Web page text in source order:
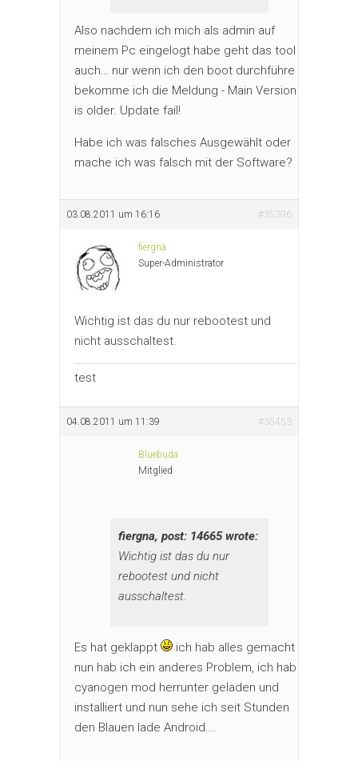
Also nachdem ich mich als admin auf
meinem Pc eingelogt habe geht das tool
auch… nur wenn ich den boot durchführe
bekomme ich die Meldung - Main Version
is older. Update fail!
Habe ich was falsches Ausgewählt oder
mache ich was falsch mit der Software?
03.08.2011 um 16:16 #35396
fiergna
Super-Administrator
Wichtig ist das du nur rebootest und
nicht ausschaltest.
test
04.08.2011 um 11:39 #35453
Bluebuda
Mitglied
fiergna, post: 14665 wrote:
Wichtig ist das du nur
rebootest und nicht
ausschaltest.
Es hat geklappt
ich hab alles gemacht
nun hab ich ein anderes Problem, ich hab
cyanogen mod herrunter geladen und
installiert und nun sehe ich seit Stunden
den Blauen lade Android….